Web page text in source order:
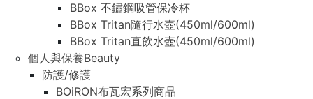
BBox 不鏽鋼吸管保冷杯
BBox Tritan隨行水壺(450ml/600ml)
BBox Tritan直飲水壺(450ml/600ml)
個人與保養Beauty
防護/修護
BOiRON布瓦宏系列商品